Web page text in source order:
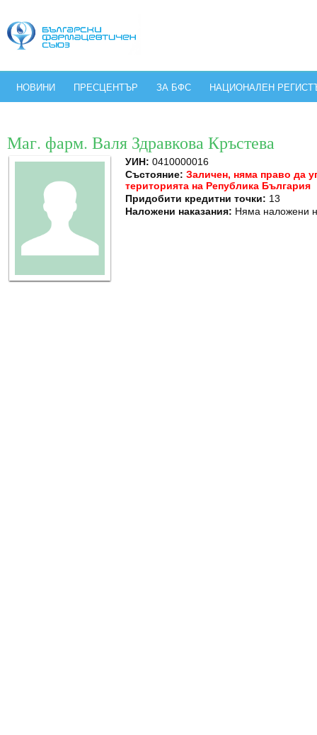
НОВИНИ ПРЕСЦЕНТЪР ЗА БФС НАЦИОНАЛЕН
Маг. фарм. Валя Здравкова Кръстева
УИН: 0410000016
Състояние: Заличен, няма право да
територията на Република България
Придобити кредитни точки: 13
Наложени наказания: Няма наложени